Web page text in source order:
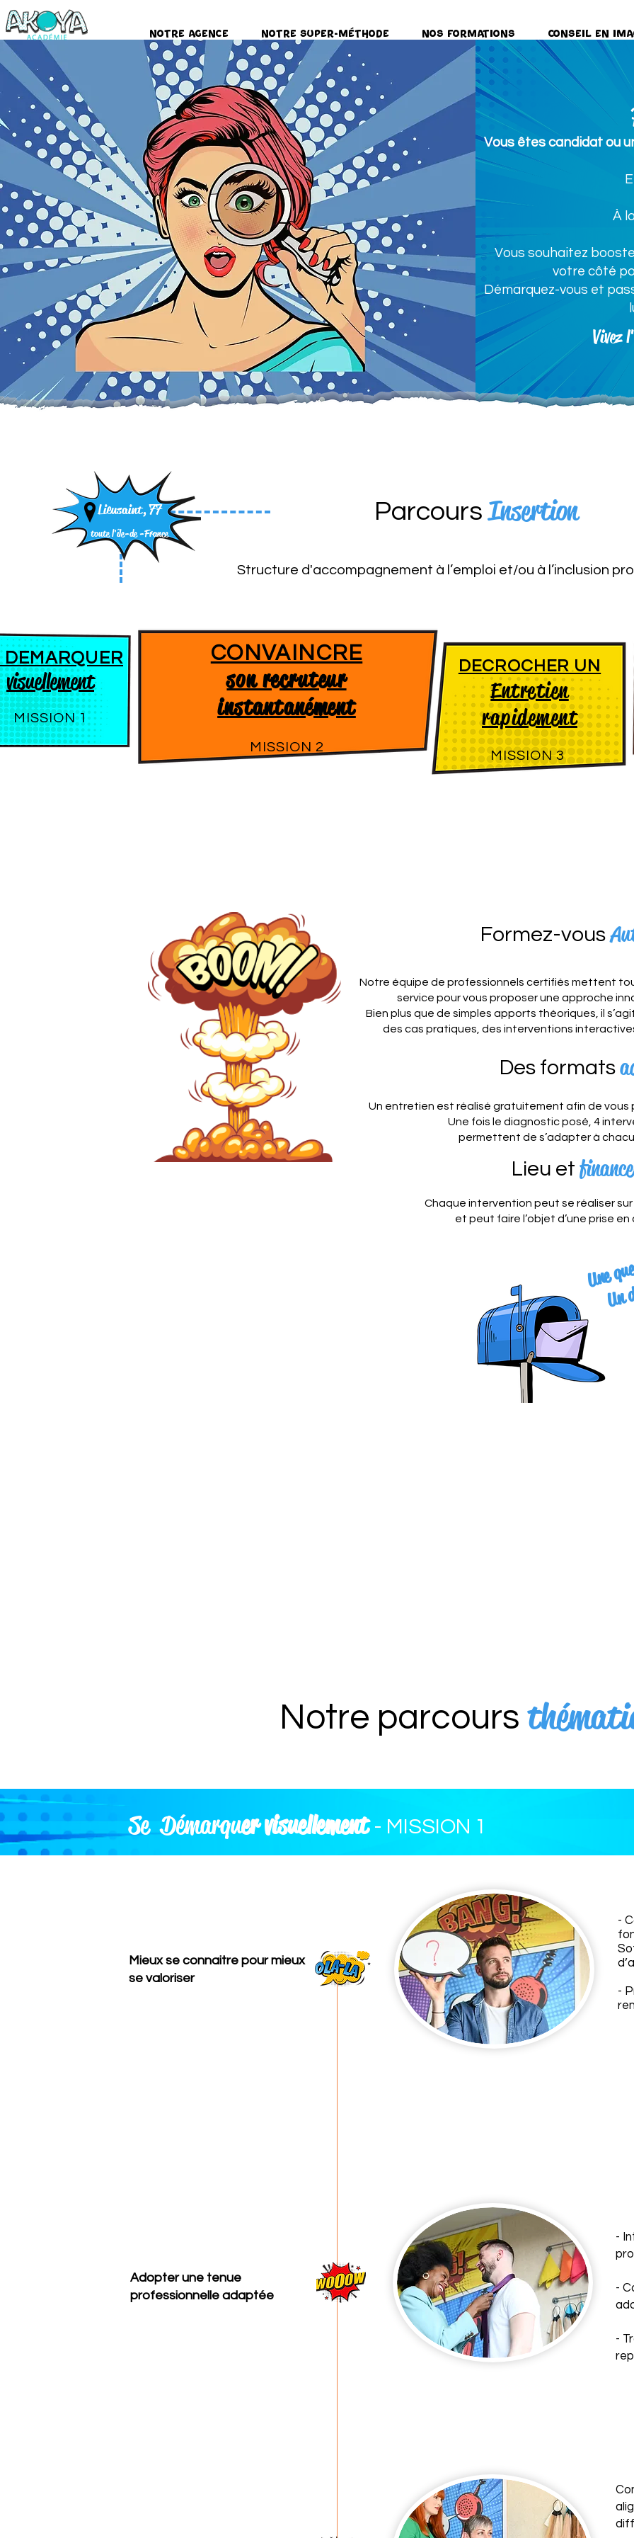
Notre Agence Notre Super-Méthode Nos formations Conseil en
Vous êtes candidat ou
À
Vous souhaitez
votre côté
Démarquez-vous et
Vivez
Parcours Insertion
Structure d'accompagnement à l’emploi et/ou à l’inclusion
Lieusaint, 77
toute l'île-de -France
DEMARQUER
visuellement
MISSION 1
CONVAINCRE
son recruteur
instantanément
DECROCHER UN
Entretien
rapidement
MISSION 2
MISSION 3
Formez-vous
Notre équipe de professionnels certifiés mettent
service pour vous proposer une approche
Bien plus que de simples apports théoriques, il
des cas pratiques, des interventions
Des formats
Un entretien est réalisé gratuitement afin de vous
Une fois le diagnostic posé, 4
permettent de s’adapter à
Lieu et
Chaque intervention peut se réaliser
et peut faire l’objet d’une prise
Notre parcours
Se Démarquer visuellement- MISSION 1
Mieux se connaitre pour mieux
se valoriser
Adopter une tenue
professionnelle adaptée
-
-
-
-
-